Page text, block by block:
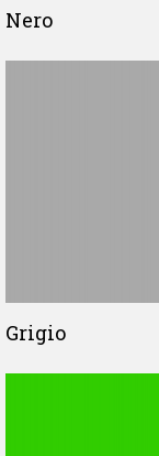
Nero
Grigio